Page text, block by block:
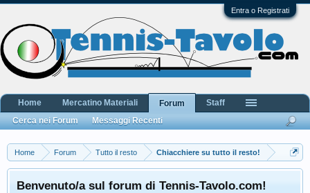
Entra o Registrati
Home Forum Tutto il resto Chiacchiere su tutto il resto!
Benvenuto/a sul forum di Tennis-Tavolo.com!
Home Mercatino Materiali
Forum
Cerca nei Forum
Messaggi Recenti
Staff